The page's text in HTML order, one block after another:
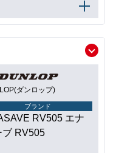
ダンロップ)
ブランド
RV505 エナ
ブ RV505